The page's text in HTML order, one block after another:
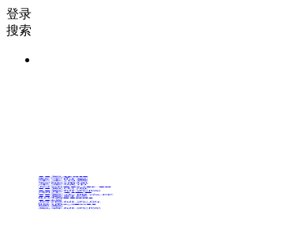
登录
搜索
36氪Auto
未来消费
未来城市
36氪出海
硬氪